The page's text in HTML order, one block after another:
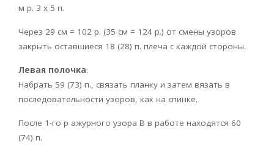
м р. 3 х 5 п.
Через 29 см = 102 р. (35 см = 124 р.) от смены узоров
закрыть оставшиеся 18 (28) п. плеча с каждой стороны.
Левая полочка:
Набрать 59 (73) п., связать планку и затем вязать в
последовательности узоров, как на спинке.
После 1-го р ажурного узора В в работе находятся 60
(74) п.